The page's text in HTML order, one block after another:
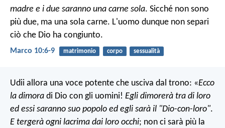
madre e i due saranno una carne sola. Sicché non sono
più due, ma una sola carne. L'uomo dunque non separi
ciò che Dio ha congiunto.
Marco 10:6-9 matrimonio corpo sessualità
Udii allora una voce potente che usciva dal trono: «Ecco
la dimora di Dio con gli uomini! Egli dimorerà tra di loro
ed essi saranno suo popolo ed egli sarà il "Dio-con-loro".
E tergerà ogni lacrima dai loro occhi; non ci sarà più la